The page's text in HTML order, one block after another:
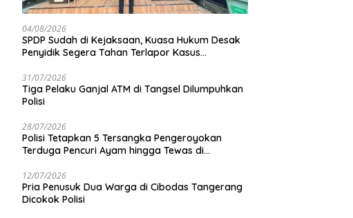
04/08/2026
SPDP Sudah di Kejaksaan, Kuasa Hukum Desak
Penyidik Segera Tahan Terlapor Kasus
31/07/2026
Tiga Pelaku Ganjal ATM di Tangsel Dilumpuhkan
Polisi
28/07/2026
Polisi Tetapkan 5 Tersangka Pengeroyokan
Terduga Pencuri Ayam hingga Tewas di
12/07/2026
Pria Penusuk Dua Warga di Cibodas Tangerang
Dicokok Polisi